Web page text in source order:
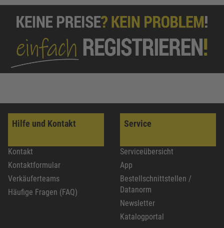
Hilfe und Kontakt
Kontakt
Kontaktformular
Verkäuferteams
Häufige Fragen (FAQ)
Service
Serviceübersicht
App
Bestellschnittstellen /
Datanorm
Newsletter
Katalogportal